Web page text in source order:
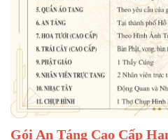
Gói An Táng Cao Cấp